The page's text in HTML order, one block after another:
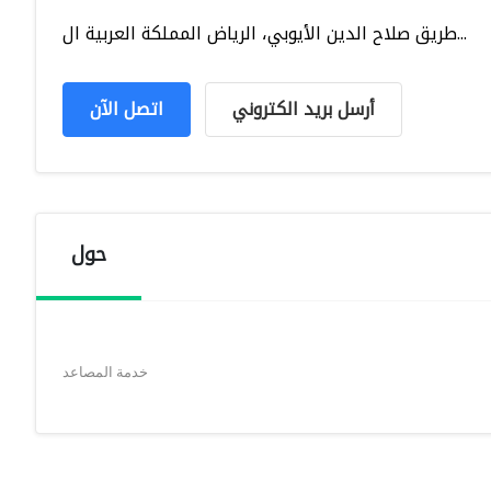
طريق صلاح الدين الأيوبي، الرياض المملكة العربية ال...
اتصل الآن أرسل بريد الكتروني
حول